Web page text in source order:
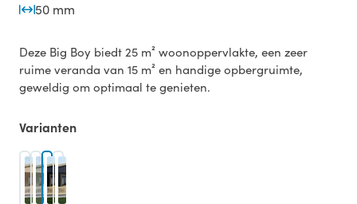
50 mm
Deze Big Boy biedt 25 m² woonoppervlakte, een zeer
ruime veranda van 15 m² en handige opbergruimte,
geweldig om optimaal te genieten.
Varianten